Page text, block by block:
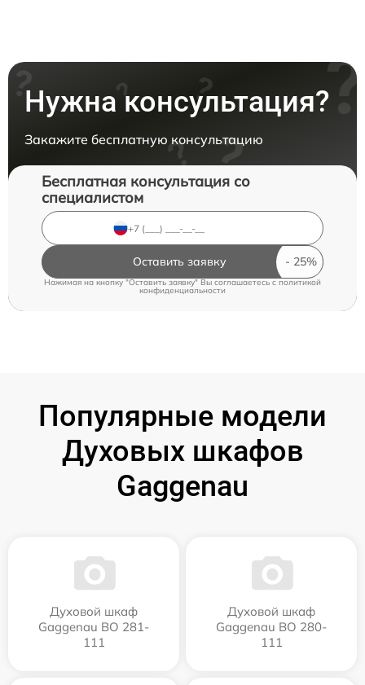
Нужна консультация?
Закажите бесплатную консультацию
Бесплатная консультация со
специалистом
Оставить заявку
Нажимая на кнопку "Оставить заявку" Вы соглашаетесь c политикой
конфиденциальности
Популярные модели
Духовых шкафов
Gaggenau
Духовой шкаф
Gaggenau BO 281-
111
Духовой шкаф
Gaggenau BO 280-
111